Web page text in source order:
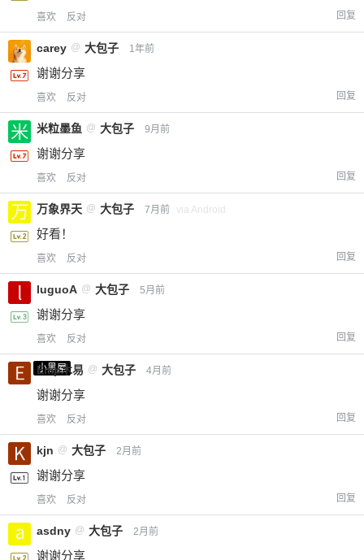
喜欢 反对 回复
carey @ 大包子 1年前
谢谢分享
喜欢 反对 回复
米粒墨鱼 @ 大包子 9月前
谢谢分享
喜欢 反对 回复
万象界天 @ 大包子 7月前 via Android
好看！
喜欢 反对 回复
luguoA @ 大包子 5月前
谢谢分享
喜欢 反对 回复
小黑屋
Emp木易 @ 大包子 4月前
谢谢分享
喜欢 反对 回复
kjn @ 大包子 2月前
谢谢分享
喜欢 反对 回复
asdny @ 大包子 2月前
谢谢分享